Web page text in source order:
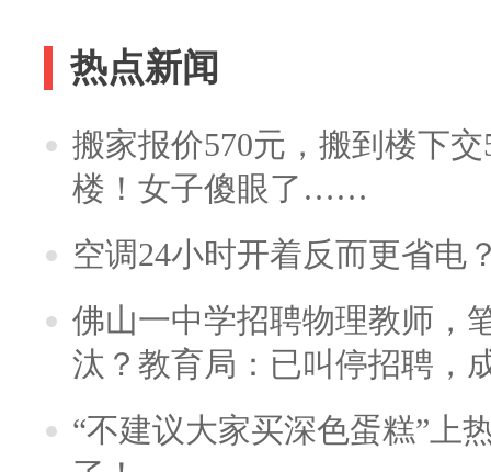
热点新闻
搬家报价570元，搬到楼下
楼！女子傻眼了……
空调24小时开着反而更省电
佛山一中学招聘物理教师，
汰？教育局：已叫停招聘，
“不建议大家买深色蛋糕”上